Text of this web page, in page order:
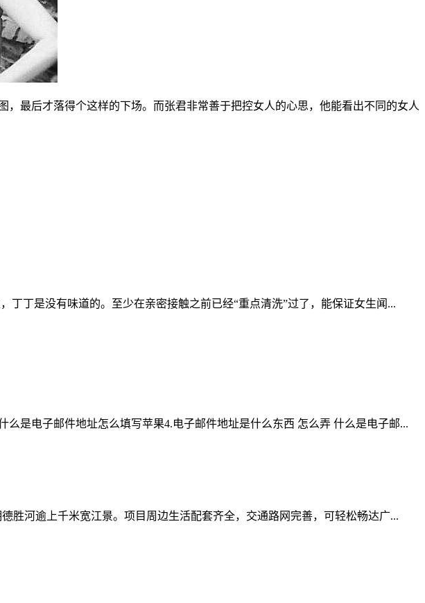
最后才落得个这样的下场。而张君非常善于把控女人的心思，他能看出不同的女人
丁是没有味道的。至少在亲密接触之前已经“重点清洗”过了，能保证女生闻...
是电子邮件地址怎么填写苹果4.电子邮件地址是什么东西 怎么弄 什么是电子邮...
胜河逾上千米宽江景。项目周边生活配套齐全，交通路网完善，可轻松畅达广...